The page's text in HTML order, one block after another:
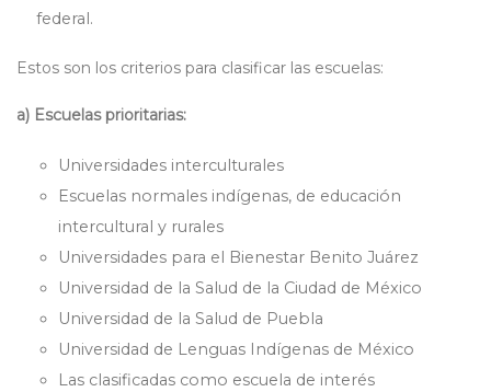
federal.
Estos son los criterios para clasificar las escuelas:
a) Escuelas prioritarias:
Universidades interculturales
Escuelas normales indígenas, de educación
intercultural y rurales
Universidades para el Bienestar Benito Juárez
Universidad de la Salud de la Ciudad de México
Universidad de la Salud de Puebla
Universidad de Lenguas Indígenas de México
Las clasificadas como escuela de interés